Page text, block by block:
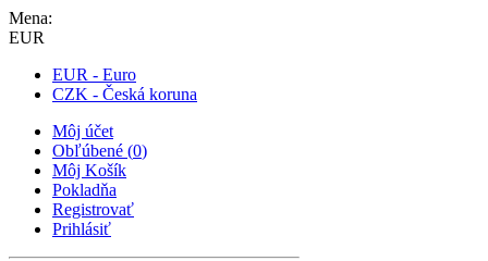
Mena:
EUR
EUR - Euro
CZK - Česká koruna
Môj účet
Obľúbené (0)
Môj Košík
Pokladňa
Registrovať
Prihlásiť